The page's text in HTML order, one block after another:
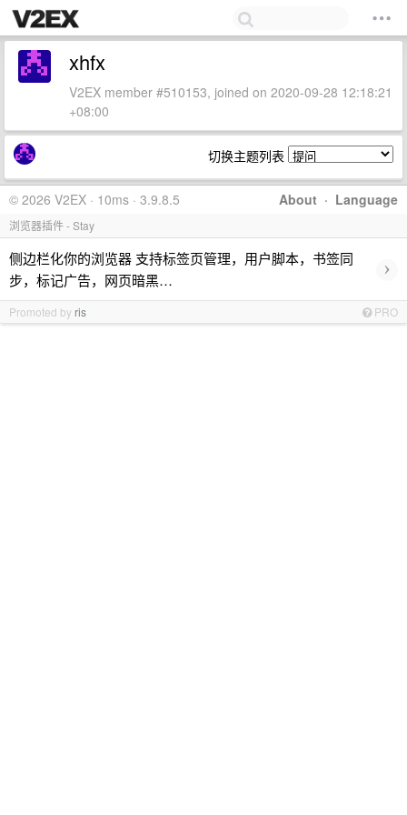
xhfx
V2EX member #510153, joined on 2020-09-28 12:18:21
+08:00
切换主题列表
About · Language
© 2026 V2EX · 10ms · 3.9.8.5
浏览器插件 - Stay
侧边栏化你的浏览器 支持标签页管理，用户脚本，书签同
步，标记广告，网页暗黑…
›
Promoted by ris PRO